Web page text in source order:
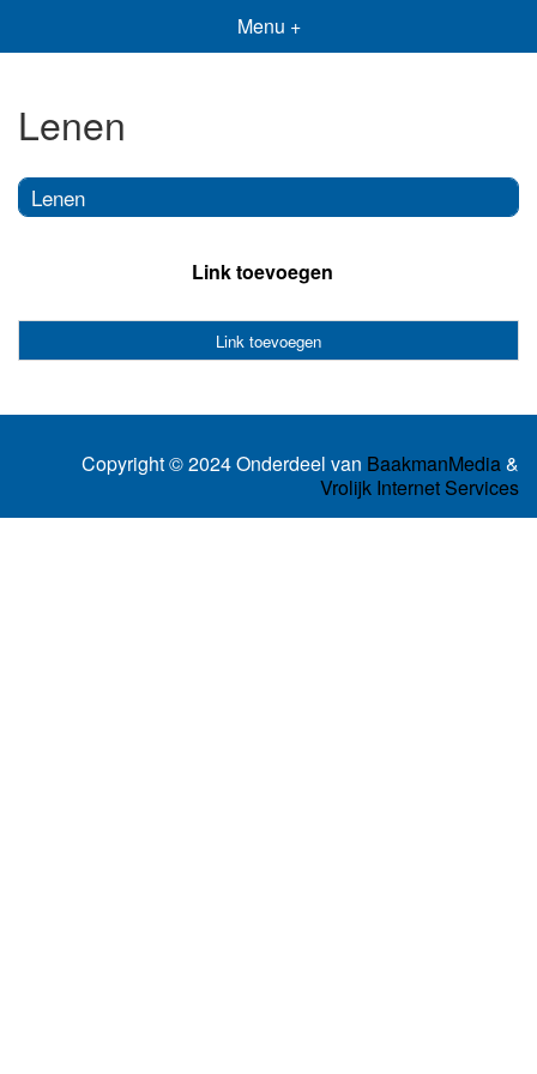
Menu +
Lenen
Lenen
Link toevoegen
Link toevoegen
Copyright © 2024 Onderdeel van BaakmanMedia&
Vrolijk Internet Services